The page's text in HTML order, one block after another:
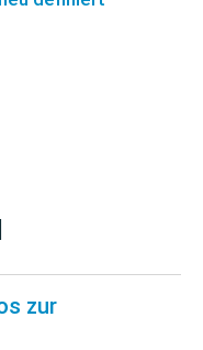
zur